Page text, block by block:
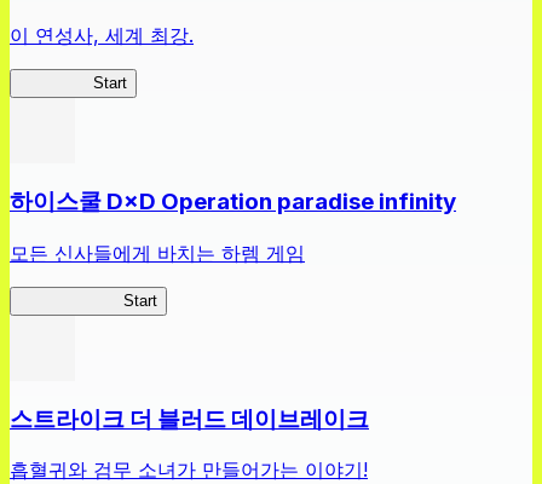
이 연성사, 세계 최강.
Start
하이스쿨 D×D Operation paradise infinity
모든 신사들에게 바치는 하렘 게임
Start
스트라이크 더 블러드 데이브레이크
흡혈귀와 검무 소녀가 만들어가는 이야기!